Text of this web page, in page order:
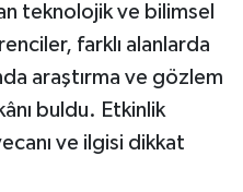
teknolojik ve bilimsel
farklı alanlarda
araştırma ve gözlem
buldu. Etkinlik
ve ilgisi dikkat